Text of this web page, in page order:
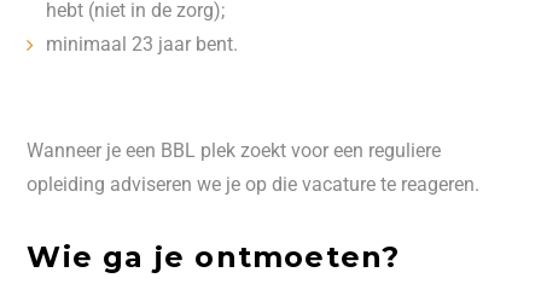
hebt (niet in de zorg);
minimaal 23 jaar bent.
Wanneer je een BBL plek zoekt voor een reguliere
opleiding adviseren we je op die vacature te reageren.
Wie ga je ontmoeten?